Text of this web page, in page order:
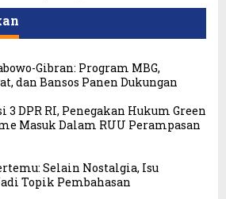
Gibran: Program MBG,
dan Bansos Panen Dukungan
3 DPR RI, Penegakan Hukum Green
Masuk Dalam RUU Perampasan
Selain Nostalgia, Isu
Topik Pembahasan